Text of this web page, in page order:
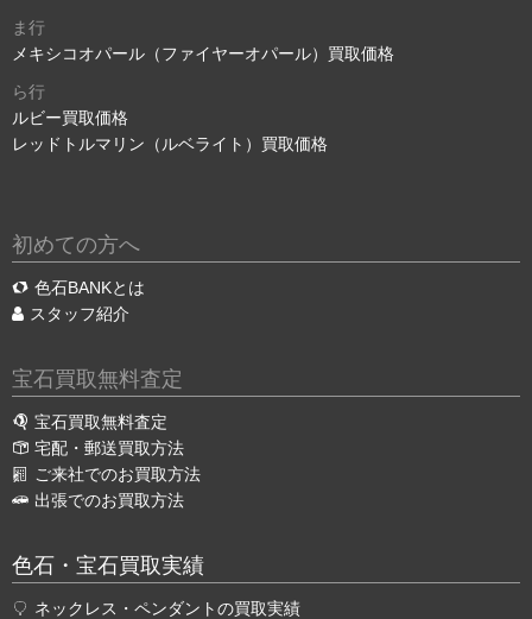
ま行
メキシコオパール（ファイヤーオパール）買取価格
ら行
ルビー買取価格
レッドトルマリン（ルベライト）買取価格
初めての方へ
色石BANKとは
スタッフ紹介
宝石買取無料査定
宝石買取無料査定
宅配・郵送買取方法
ご来社でのお買取方法
出張でのお買取方法
色石・宝石買取実績
ネックレス・ペンダントの買取実績